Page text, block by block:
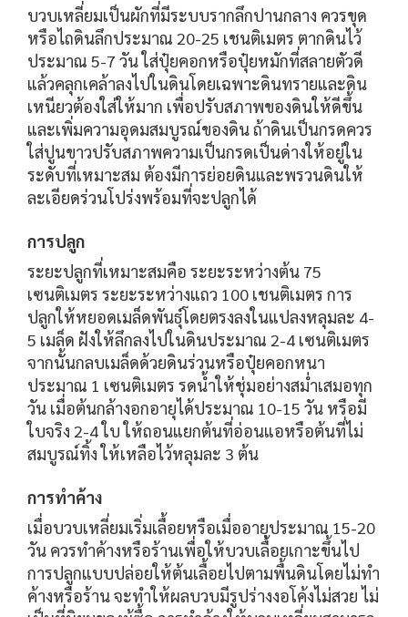
บวบเหลี่ยมเป็นผักที่มีระบบรากลึกปานกลาง ควรขุด
หรือไถดินลึกประมาณ 20-25 เชนติเมตร ตากดินไว้
ประมาณ 5-7 วัน ใส่ปุ๋ยคอกหรือปุ๋ยหมักที่สลายตัวดี
แล้วคลุกเคล้าลงไปในดินโดยเฉพาะดินทรายและดิน
เหนียวต้องใส่ให้มาก เพื่อปรับสภาพของดินให้ดีขึ้น
และเพิ่มความอุดมสมบูรณ์ของดิน ถ้าดินเป็นกรดควร
ใส่ปูนขาวปรับสภาพความเป็นกรดเป็นด่างให้อยู่ใน
ระดับที่เหมาะสม ต้องมีการย่อยดินและพรวนดินให้
ละเอียดร่วนโปร่งพร้อมที่จะปลูกได้
การปลูก
ระยะปลูกที่เหมาะสมคือ ระยะระหว่างต้น 75
เซนติเมตร ระยะระหว่างแถว 100 เชนติเมตร การ
ปลูกให้หยอดเมล็ดพันธุ์โดยตรงลงในแปลงหลุมละ 4-
5 เมล็ด ฝังให้ลึกลงไปในดินประมาณ 2-4 เซนติเมตร
จากนั้นกลบเมล็ดด้วยดินร่วนหรือปุ๋ยคอกหนา
ประมาณ 1 เซนติเมตร รดน้ำให้ชุ่มอย่างสม่ำเสมอทุก
วัน เมื่อต้นกล้างอกอายุได้ประมาณ 10-15 วัน หรือมี
ใบจริง 2-4 ใบ ให้ถอนแยกต้นที่อ่อนแอหรือต้นที่ไม่
สมบูรณ์ทิ้ง ให้เหลือไว้หลุมละ 3 ต้น
การทำค้าง
เมื่อบวบเหลี่ยมเริ่มเลื้อยหรือเมื่ออายุประมาณ 15-20
วัน ควรทำค้างหรือร้านเพื่อให้บวบเลื้อยเกาะขึ้นไป
การปลูกแบบปล่อยให้ต้นเลื้อยไปตามพื้นดินโดยไม่ทำ
ค้างหรือร้าน จะทำให้ผลบวบมีรูปร่างงอโค้งไม่สวย ไม่